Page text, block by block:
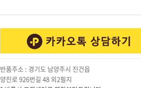
반품주소 : 경기도 남양주시 진건읍
양진로 926번길 48 외2필지